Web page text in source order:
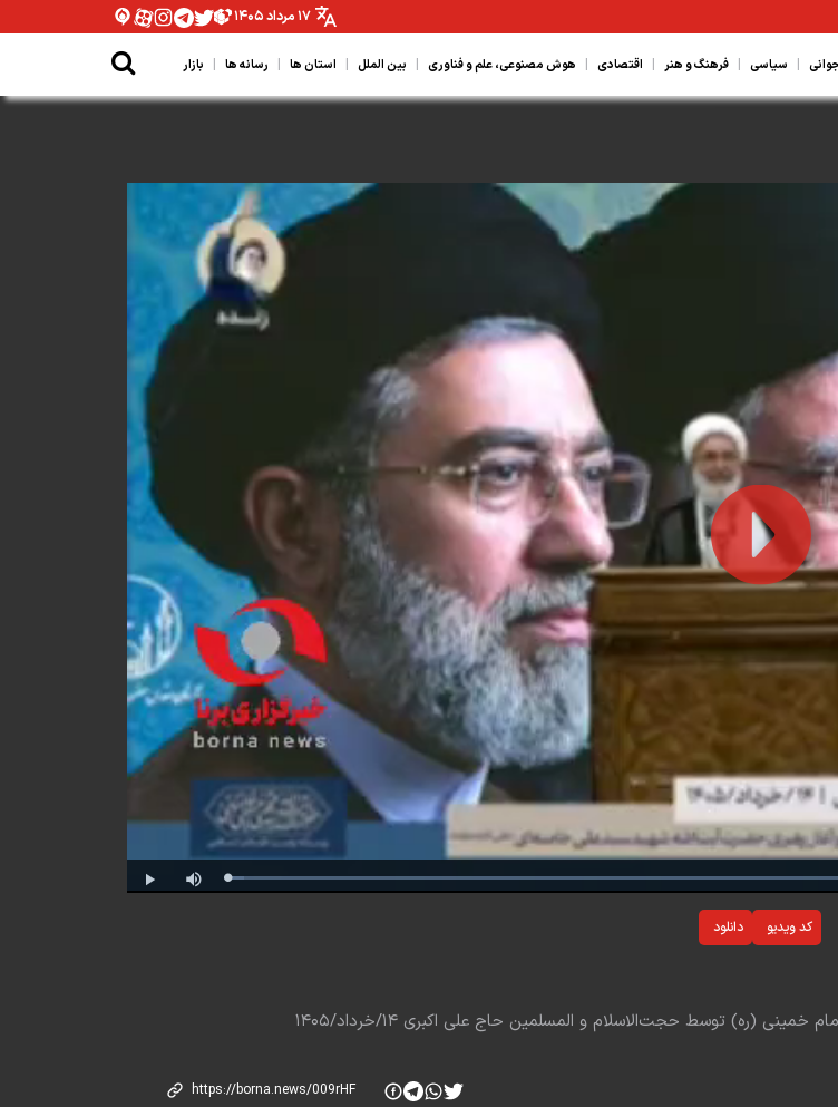
۱۷ مرداد ۱۴۰۵
| سیاسی | فرهنگ و هنر | اقتصادی | هوش مصنوعی، علم و فناوری | بین الملل | استان ها | رسانه ها | بازار
Video
Play Mute Loaded:
0%
Progress:
کد ویدیو
دانلود
(ره) توسط حجت‌الاسلام و المسلمین حاج علی اکبری ۱۴/خرداد/۱۴۰۵